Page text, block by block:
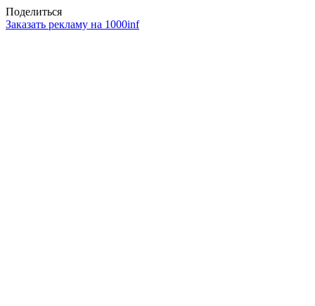
Поделиться
Заказать рекламу на 1000inf